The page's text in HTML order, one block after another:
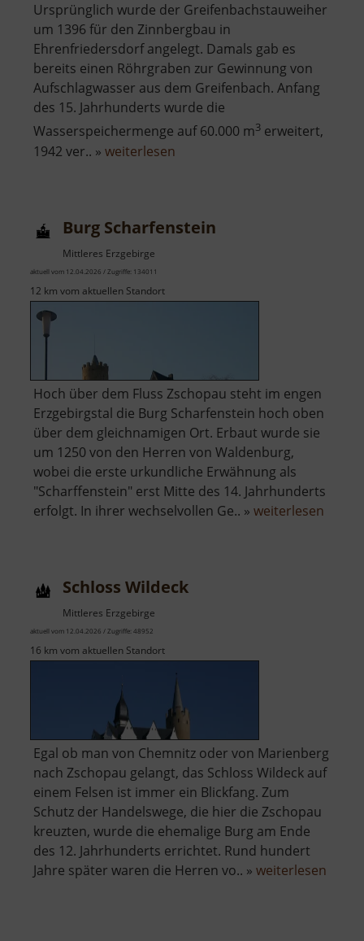
Ursprünglich wurde der Greifenbachstauweiher
um 1396 für den Zinnbergbau in
Ehrenfriedersdorf angelegt. Damals gab es
bereits einen Röhrgraben zur Gewinnung von
Aufschlagwasser aus dem Greifenbach. Anfang
des 15. Jahrhunderts wurde die
Wasserspeichermenge auf 60.000 m3 erweitert,
1942 ver.. » weiterlesen
Burg Scharfenstein
Mittleres Erzgebirge
aktuell vom 12.04.2026 / Zugriffe: 134011
12 km vom aktuellen Standort
Hoch über dem Fluss Zschopau steht im engen
Erzgebirgstal die Burg Scharfenstein hoch oben
über dem gleichnamigen Ort. Erbaut wurde sie
um 1250 von den Herren von Waldenburg,
wobei die erste urkundliche Erwähnung als
"Scharffenstein" erst Mitte des 14. Jahrhunderts
erfolgt. In ihrer wechselvollen Ge.. » weiterlesen
Schloss Wildeck
Mittleres Erzgebirge
aktuell vom 12.04.2026 / Zugriffe: 48952
16 km vom aktuellen Standort
Egal ob man von Chemnitz oder von Marienberg
nach Zschopau gelangt, das Schloss Wildeck auf
einem Felsen ist immer ein Blickfang. Zum
Schutz der Handelswege, die hier die Zschopau
kreuzten, wurde die ehemalige Burg am Ende
des 12. Jahrhunderts errichtet. Rund hundert
Jahre später waren die Herren vo.. » weiterlesen